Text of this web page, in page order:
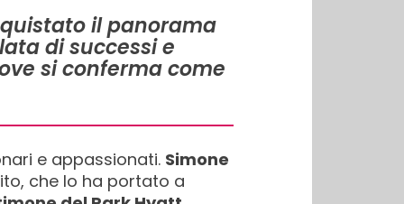
il panorama
di successi e
si conferma come
e appassionati. Simone
che lo ha portato a